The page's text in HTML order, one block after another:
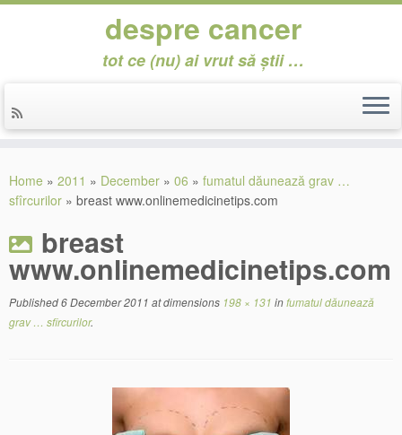
content
despre cancer
tot ce (nu) ai vrut să știi …
Home » 2011 » December » 06 » fumatul dăunează grav …
sfîrcurilor » breast www.onlinemedicinetips.com
breast
www.onlinemedicinetips.com
Published6 December 2011 at dimensions 198 × 131 infumatul dăunează
grav … sfîrcurilor.